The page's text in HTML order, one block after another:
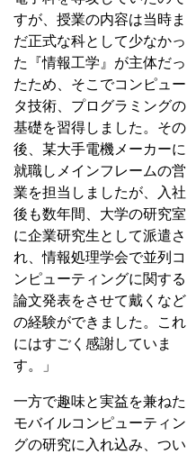
すが、授業の内容は当時ま
だ正式な科として少なかっ
た『情報工学』が主体だっ
たため、そこでコンピュー
タ技術、プログラミングの
基礎を習得しました。その
後、某大手電機メーカーに
就職しメインフレームの営
業を担当しましたが、入社
後も数年間、大学の研究室
に企業研究生として派遣さ
れ、情報処理学会で並列コ
ンピューティングに関する
論文発表をさせて戴くなど
の経験ができました。これ
にはすごく感謝していま
す。」
一方で趣味と実益を兼ねた
モバイルコンピューティン
グの研究に入れ込み、つい